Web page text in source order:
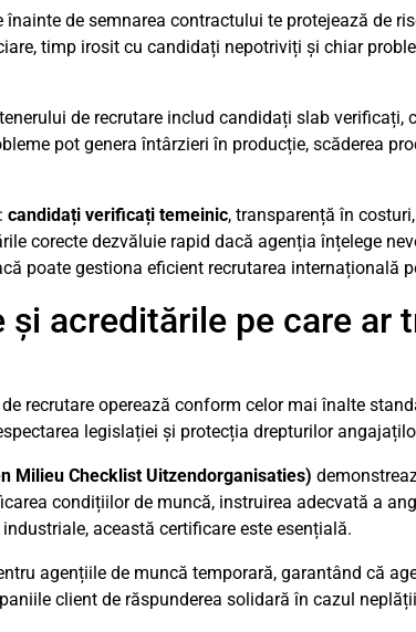
de semnarea contractului te protejează de
timp irosit cu candidați nepotriviți și chiar
de recrutare includ candidați slab
pot genera întârzieri în producție, scăderea
candidați verificați temeinic, transparență în
corecte dezvăluie rapid dacă agenția înțelege
poate gestiona eficient recrutarea internațională
acreditările pe care ar
recrutare operează conform celor mai înalte
legislației și protecția drepturilor
Milieu Checklist Uitzendorganisaties)
condițiilor de muncă, instruirea adecvată a
această certificare este esențială.
agențiile de muncă temporară, garantând că
client de răspunderea solidară în cazul